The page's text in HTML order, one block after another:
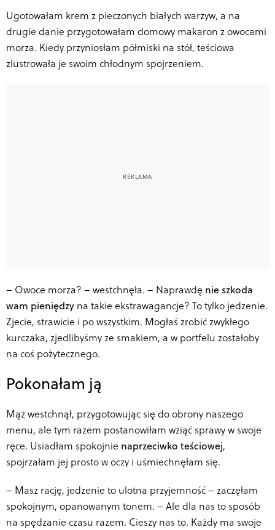
Ugotowałam krem z pieczonych białych warzyw, a na
drugie danie przygotowałam domowy makaron z owocami
morza. Kiedy przyniosłam półmiski na stół, teściowa
zlustrowała je swoim chłodnym spojrzeniem.
– Owoce morza? – westchnęła. – Naprawdę nie szkoda
wam pieniędzy na takie ekstrawagancje? To tylko jedzenie.
Zjecie, strawicie i po wszystkim. Mogłaś zrobić zwykłego
kurczaka, zjedlibyśmy ze smakiem, a w portfelu zostałoby
na coś pożytecznego.
Pokonałam ją
Mąż westchnął, przygotowując się do obrony naszego
menu, ale tym razem postanowiłam wziąć sprawy w swoje
ręce. Usiadłam spokojnie naprzeciwko teściowej,
spojrzałam jej prosto w oczy i uśmiechnęłam się.
– Masz rację, jedzenie to ulotna przyjemność – zaczęłam
spokojnym, opanowanym tonem. – Ale dla nas to sposób
na spędzanie czasu razem. Cieszy nas to. Każdy ma swoje